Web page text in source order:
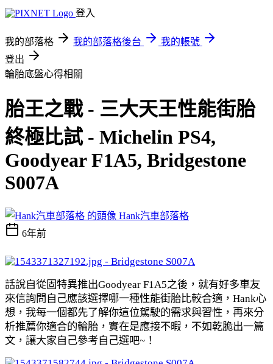
登入
我的部落格 我的部落格後台
我的帳號
登出
輪胎底盤心得相關
胎王之戰 - 三大天王性能街胎
終極比試 - Michelin PS4,
Goodyear F1A5, Bridgestone
S007A
Hank汽車部落格
6年前
話說自從固特異推出Goodyear F1A5之後，就有好多車友
來信詢問自己應該選擇哪一種性能街胎比較合適，Hank心
想，我每一個都先了解你這位駕駛的需求與習性，再來分
析推薦你適合的輪胎，實在是應接不暇，不如乾脆出一篇
文，讓大家自己參考自己選吧~！